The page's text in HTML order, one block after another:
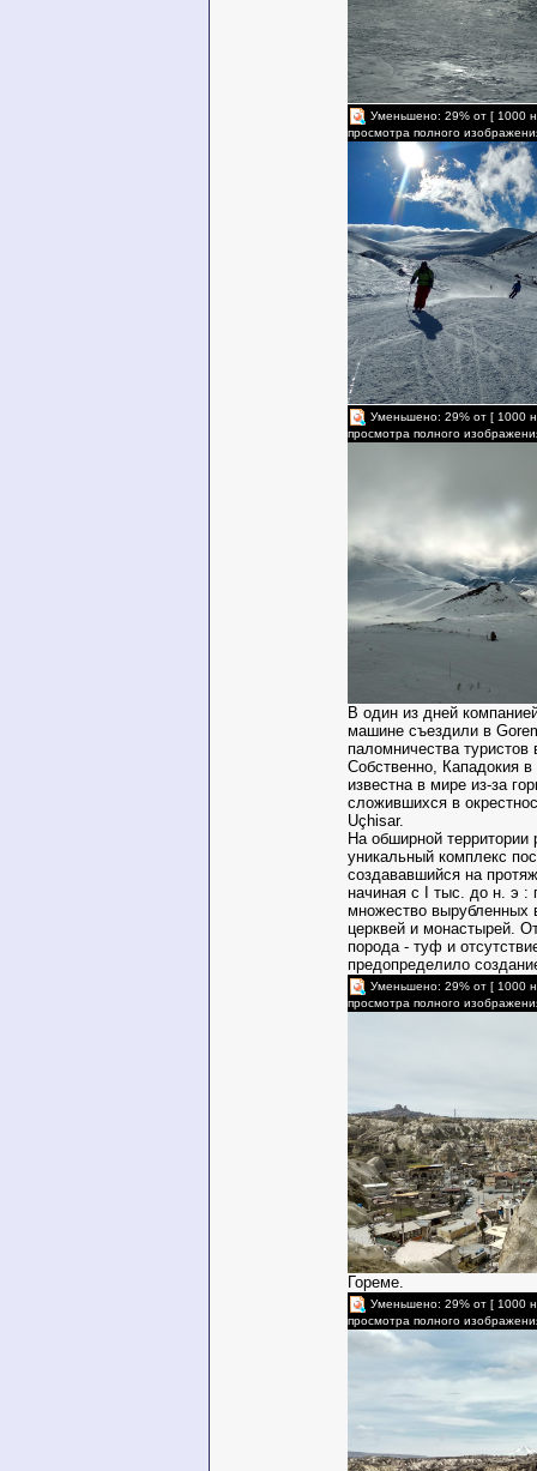
Уменьшено: 29% от [ 1000
просмотра полного
Уменьшено: 29% от [ 1000
просмотра полного
В один из дней
машине съездили в
паломничества туристов
Собственно, Кападокия
известна в мире из-за
сложившихся в
Uçhisar.
На обширной территории
уникальный комплекс
создававшийся на
начиная с I тыс. до н. э :
множество вырубленных
церквей и монастырей.
порода - туф и
предопределило
Уменьшено: 29% от [ 1000
просмотра полного
Гореме.
Уменьшено: 29% от [ 1000
просмотра полного